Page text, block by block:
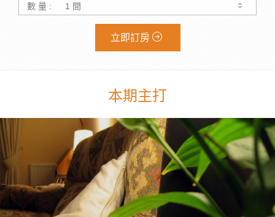
數 量 :
立即訂房
本期主打